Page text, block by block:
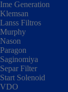
Ime Generation
Klemsan
Lanss Filtros
Murphy
Nason
Paragon
Saginomiya
Separ Filter
Start Solenoid
VDO